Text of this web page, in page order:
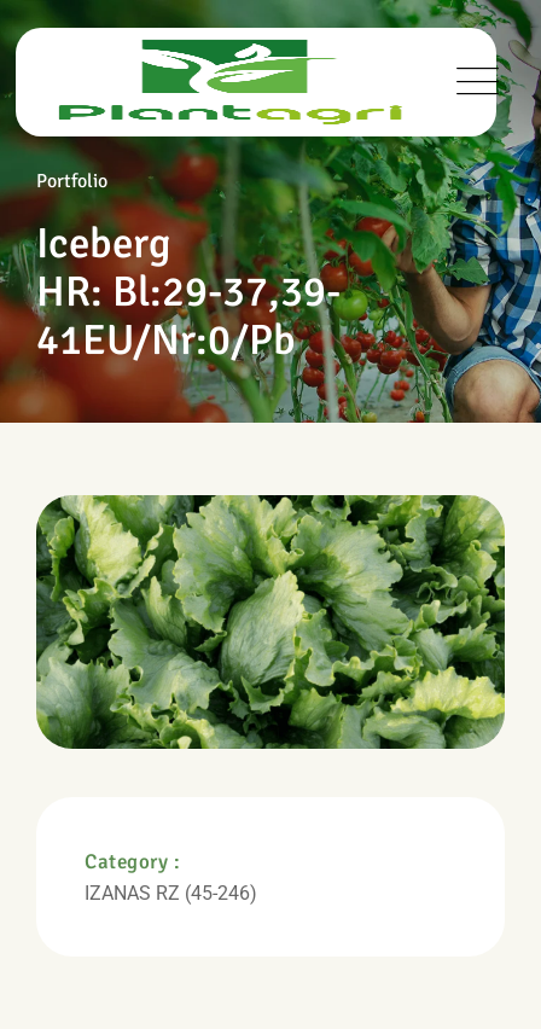
Portfolio
Iceberg
HR: Bl:29-37,39-
41EU/Nr:0/Pb
Category :
IZANAS RZ (45-246)